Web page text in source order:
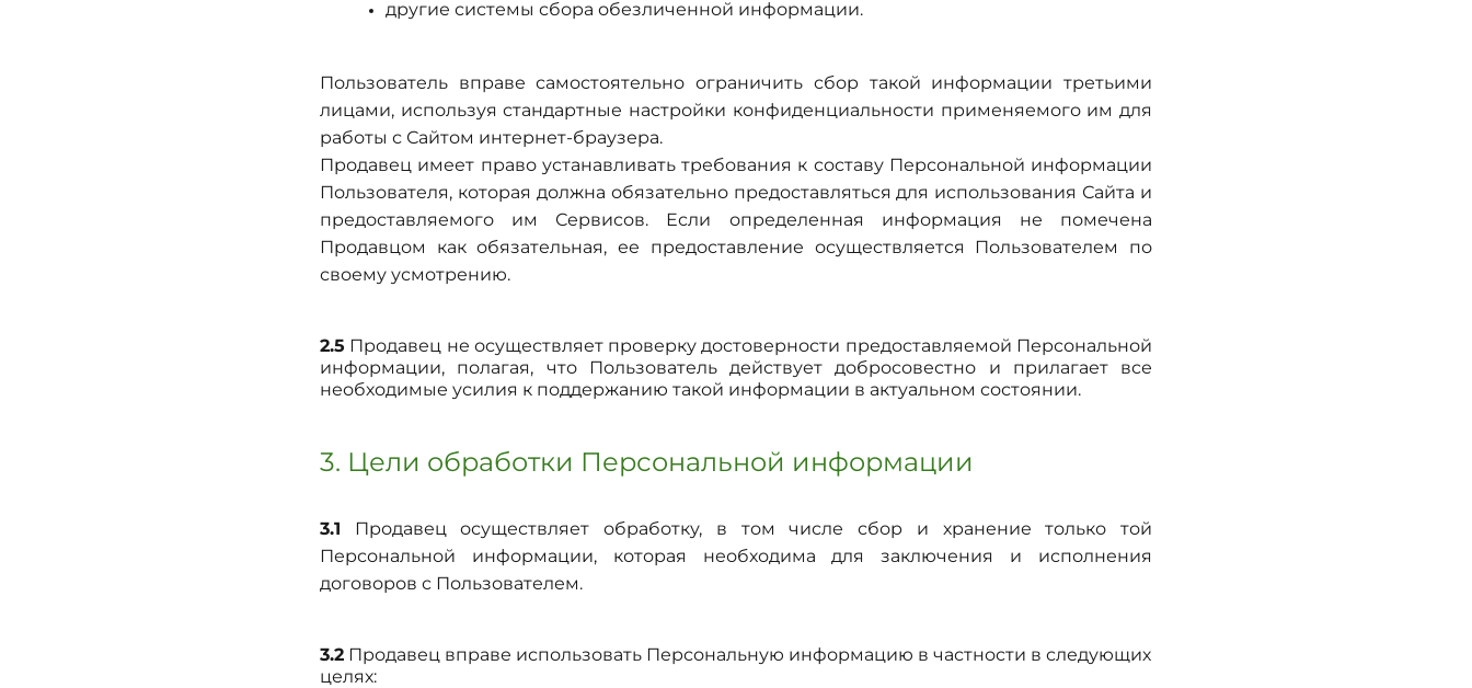
другие системы сбора обезличенной информации.
Пользователь вправе самостоятельно ограничить сбор такой информации третьими
лицами, используя стандартные настройки конфиденциальности применяемого им для
работы с Сайтом интернет-браузера.
Продавец имеет право устанавливать требования к составу Персональной информации
Пользователя, которая должна обязательно предоставляться для использования Сайта и
предоставляемого им Сервисов. Если определенная информация не помечена
Продавцом как обязательная, ее предоставление осуществляется Пользователем по
своему усмотрению.
2.5 Продавец не осуществляет проверку достоверности предоставляемой Персональной
информации, полагая, что Пользователь действует добросовестно и прилагает все
необходимые усилия к поддержанию такой информации в актуальном состоянии.
3. Цели обработки Персональной информации
3.1 Продавец осуществляет обработку, в том числе сбор и хранение только той
Персональной информации, которая необходима для заключения и исполнения
договоров с Пользователем.
3.2 Продавец вправе использовать Персональную информацию в частности в следующих
целях: